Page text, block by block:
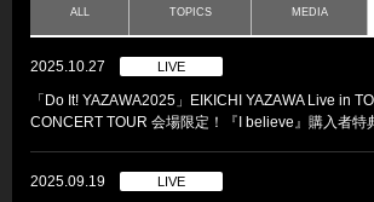
ALL TOPICS MEDIA
2025.10.27 LIVE
「Do It! YAZAWA2025」EIKICHI YAZAWA Live in
CONCERT TOUR 会場限定！『I believe』購入者特
2025.09.19 LIVE